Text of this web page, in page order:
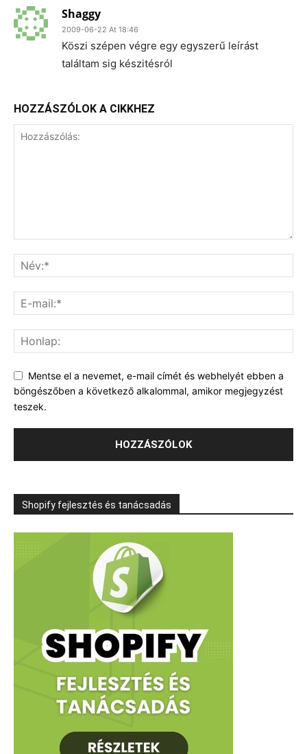
Shaggy
2009-06-22 At 18:46
Köszi szépen végre egy egyszerű leírást
találtam sig készitésról
HOZZÁSZÓLOK A CIKKHEZ
Mentse el a nevemet, e-mail címét és webhelyét ebben a
böngészőben a következő alkalommal, amikor megjegyzést
teszek.
Shopify fejlesztés és tanácsadás